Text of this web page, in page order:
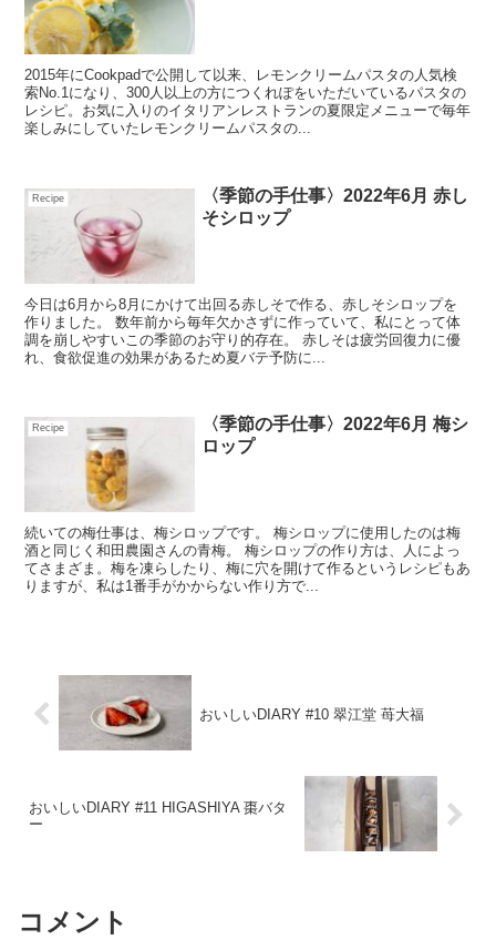
2015年にCookpadで公開して以来、レモンクリームパスタの人気検
索No.1になり、300人以上の方につくれぽをいただいているパスタの
レシピ。お気に入りのイタリアンレストランの夏限定メニューで毎年
楽しみにしていたレモンクリームパスタの...
Recipe
〈季節の手仕事〉2022年6月 赤し
そシロップ
今日は6月から8月にかけて出回る赤しそで作る、赤しそシロップを
作りました。 数年前から毎年欠かさずに作っていて、私にとって体
調を崩しやすいこの季節のお守り的存在。 赤しそは疲労回復力に優
れ、食欲促進の効果があるため夏バテ予防に...
Recipe
〈季節の手仕事〉2022年6月 梅シ
ロップ
続いての梅仕事は、梅シロップです。 梅シロップに使用したのは梅
酒と同じく和田農園さんの青梅。 梅シロップの作り方は、人によっ
てさまざま。梅を凍らしたり、梅に穴を開けて作るというレシピもあ
りますが、私は1番手がかからない作り方で...
おいしいDIARY #10 翠江堂 苺大福
おいしいDIARY #11 HIGASHIYA 棗バタ
ー
コメント